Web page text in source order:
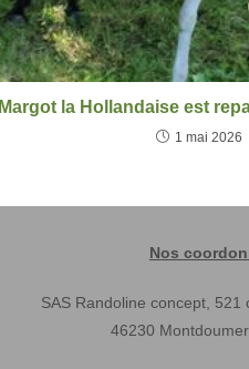
Margot la Hollandaise est
1 mai 2026
Nos
SAS Randoline concept, 521
46230